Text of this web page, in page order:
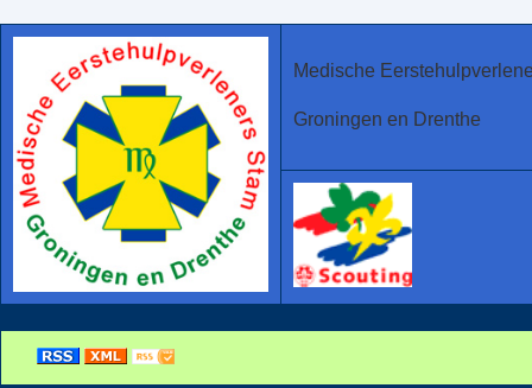
Medische
Groningen en Drenthe